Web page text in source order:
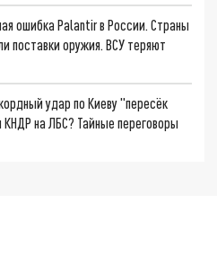
ошибка Palantir в России. Страны
поставки оружия. ВСУ теряют
удар по Киеву "пересёк
на ЛБС? Тайные переговоры